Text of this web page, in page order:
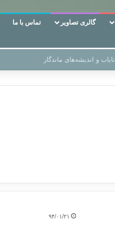
گالری تصاویر تماس با ما
۹۴/۰۱/۲۱